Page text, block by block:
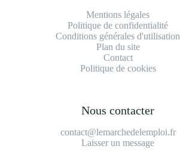
Mentions légales
Politique de confidentialité
Conditions générales d'utilisation
Plan du site
Contact
Politique de cookies
Nous contacter
contact@lemarchedelemploi.fr
Laisser un message